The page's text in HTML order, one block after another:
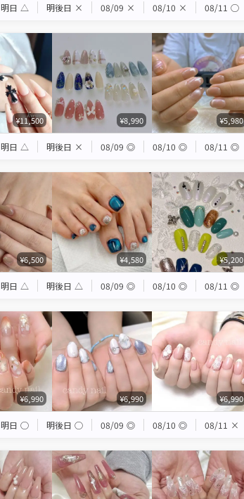
明日 △ 明後日 × 08/09 × 08/10 × 08/11 ◯
¥11,500 ¥8,990 ¥5,980
明日 △ 明後日 × 08/09 ◎ 08/10 ◎ 08/11 ◎
¥6,500 ¥4,580 ¥5,200
明日 △ 明後日 △ 08/09 ◎ 08/10 ◎ 08/11 ◎
¥6,990 ¥6,990 ¥6,990
明日 ◯ 明後日 ◯ 08/09 ◎ 08/10 ◎ 08/11 ×